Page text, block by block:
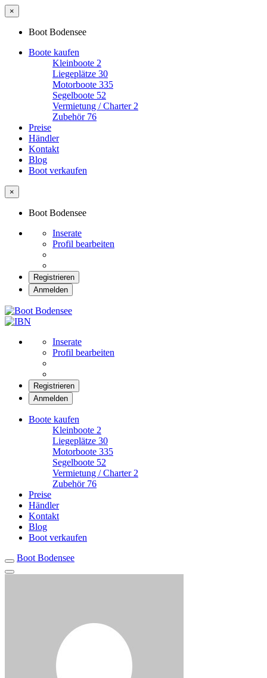
×
Boot Bodensee
Boote kaufen
Kleinboote 2
Liegeplätze 30
Motorboote 335
Segelboote 52
Vermietung / Charter 2
Zubehör 76
Preise
Händler
Kontakt
Blog
Boot verkaufen
×
Boot Bodensee
Inserate
Profil bearbeiten
Registrieren
Anmelden
Inserate
Profil bearbeiten
Registrieren
Anmelden
Boote kaufen
Kleinboote 2
Liegeplätze 30
Motorboote 335
Segelboote 52
Vermietung / Charter 2
Zubehör 76
Preise
Händler
Kontakt
Blog
Boot verkaufen
Boot Bodensee